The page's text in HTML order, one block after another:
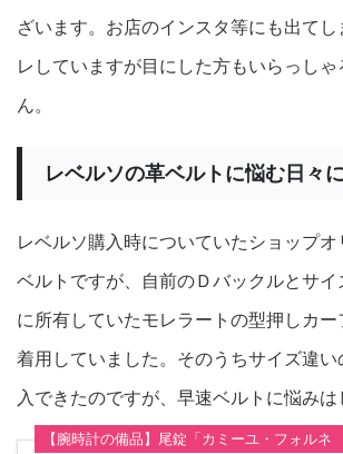
ざいます。お店のインスタ等にも出て
レしていますが目にした方もいらっし
ん。
レベルソの革ベルトに悩む日々
レベルソ購入時についていたショップオ
ベルトですが、自前のＤバックルとサ
に所有していたモレラートの型押しカ
着用していました。そのうちサイズ違
入できたのですが、早速ベルトに悩みは
【腕時計の備品】尾錠「カミーユ・フォ